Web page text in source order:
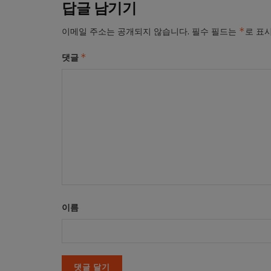
답글 남기기
이메일 주소는 공개되지 않습니다. 필수 필드는 *로 표
댓글 *
이름